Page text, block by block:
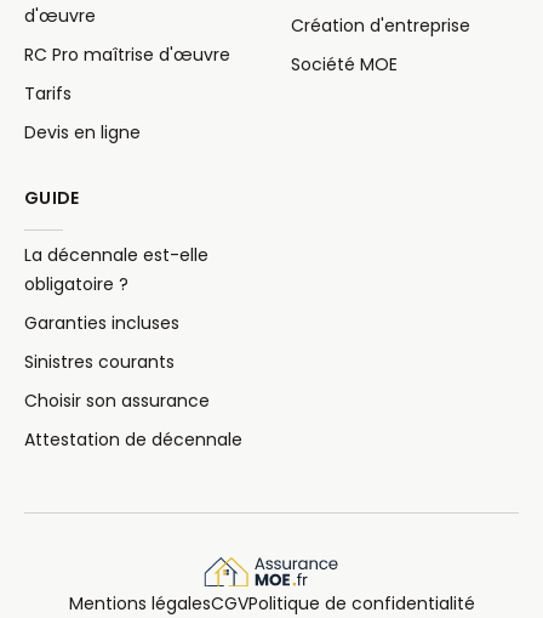
d'œuvre
RC Pro maîtrise d'œuvre
Tarifs
Devis en ligne
Création d'entreprise
Société MOE
GUIDE
La décennale est-elle
obligatoire ?
Garanties incluses
Sinistres courants
Choisir son assurance
Attestation de décennale
Mentions légalesCGVPolitique de confidentialité